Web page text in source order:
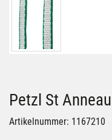
Petzl St
Artikelnummer: 1167210